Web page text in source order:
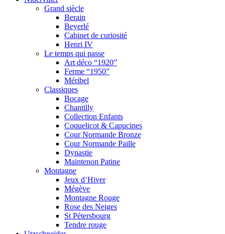
Grand siècle
Berain
Beyerlé
Cabinet de curiosité
Henri IV
Le temps qui passe
Art déco “1920”
Ferme “1950”
Méribel
Classiques
Bocage
Chantilly
Collection Enfants
Coquelicot & Capucines
Cour Normande Bronze
Cour Normande Paille
Dynastie
Maintenon Patine
Montagne
Jeux d’Hiver
Mégève
Montagne Rouge
Rose des Neiges
St Pétersbourg
Tendre rouge